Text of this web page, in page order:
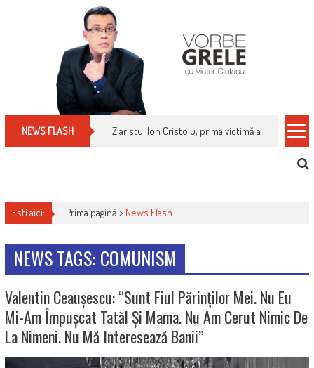
NEWS FLASH Ziaristul Ion Cristoiu, prima victimă a noi
Esti aici: Prima pagină > News Flash
NEWS TAGS: COMUNISM
Valentin Ceaușescu: “Sunt Fiul Părinților Mei. Nu Eu
Mi-Am Împușcat Tatăl Și Mama. Nu Am Cerut Nimic De
La Nimeni. Nu Mă Interesează Banii”